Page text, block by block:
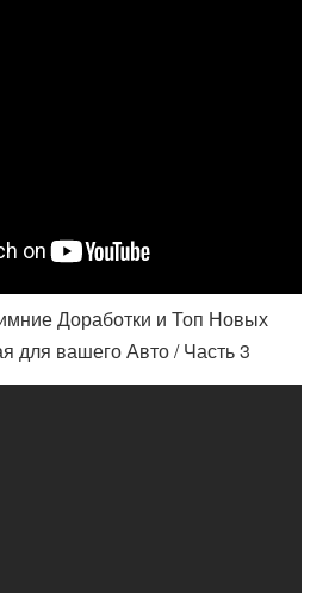
Доработки и Топ Новых
для вашего Авто / Часть 3